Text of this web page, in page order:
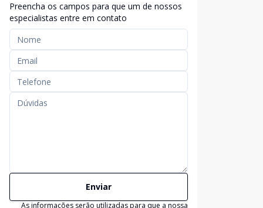
Preencha os campos para que um de nossos
especialistas entre em contato
Enviar
As informações serão utilizadas para que a nossa